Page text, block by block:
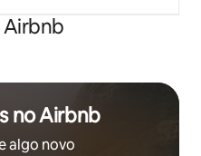
Airbnb
no Airbnb
algo novo